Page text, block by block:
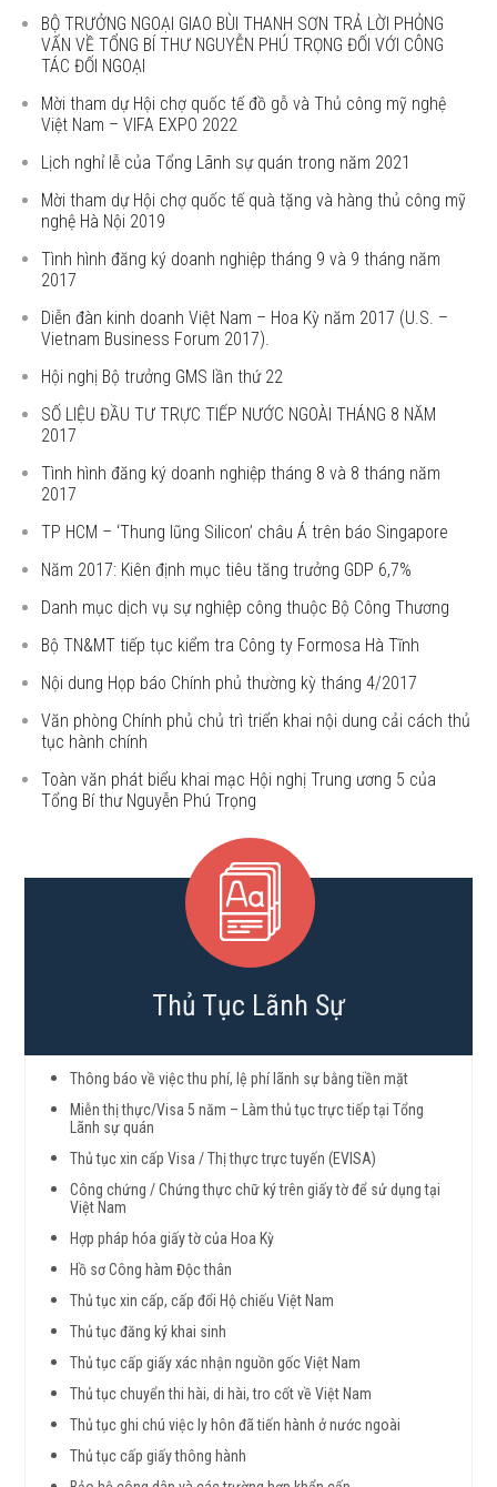
BỘ TRƯỞNG NGOẠI GIAO BÙI THANH SƠN TRẢ LỜI PHỎNG
VẤN VỀ TỔNG BÍ THƯ NGUYỄN PHÚ TRỌNG ĐỐI VỚI CÔNG
TÁC ĐỐI NGOẠI
Mời tham dự Hội chợ quốc tế đồ gỗ và Thủ công mỹ nghệ
Việt Nam – VIFA EXPO 2022
Lịch nghỉ lễ của Tổng Lãnh sự quán trong năm 2021
Mời tham dự Hội chợ quốc tế quà tặng và hàng thủ công mỹ
nghệ Hà Nội 2019
Tình hình đăng ký doanh nghiệp tháng 9 và 9 tháng năm
2017
Diễn đàn kinh doanh Việt Nam – Hoa Kỳ năm 2017 (U.S. –
Vietnam Business Forum 2017).
Hội nghị Bộ trưởng GMS lần thứ 22
SỐ LIỆU ĐẦU TƯ TRỰC TIẾP NƯỚC NGOÀI THÁNG 8 NĂM
2017
Tình hình đăng ký doanh nghiệp tháng 8 và 8 tháng năm
2017
TP HCM – ‘Thung lũng Silicon’ châu Á trên báo Singapore
Năm 2017: Kiên định mục tiêu tăng trưởng GDP 6,7%
Danh mục dịch vụ sự nghiệp công thuộc Bộ Công Thương
Bộ TN&MT tiếp tục kiểm tra Công ty Formosa Hà Tĩnh
Nội dung Họp báo Chính phủ thường kỳ tháng 4/2017
Văn phòng Chính phủ chủ trì triển khai nội dung cải cách thủ
tục hành chính
Toàn văn phát biểu khai mạc Hội nghị Trung ương 5 của
Tổng Bí thư Nguyễn Phú Trọng
Thủ Tục Lãnh Sự
Thông báo về việc thu phí, lệ phí lãnh sự bằng tiền mặt
Miễn thị thực/Visa 5 năm – Làm thủ tục trực tiếp tại Tổng
Lãnh sự quán
Thủ tục xin cấp Visa / Thị thực trực tuyến (EVISA)
Công chứng / Chứng thực chữ ký trên giấy tờ để sử dụng tại
Việt Nam
Hợp pháp hóa giấy tờ của Hoa Kỳ
Hồ sơ Công hàm Độc thân
Thủ tục xin cấp, cấp đổi Hộ chiếu Việt Nam
Thủ tục đăng ký khai sinh
Thủ tục cấp giấy xác nhận nguồn gốc Việt Nam
Thủ tục chuyển thi hài, di hài, tro cốt về Việt Nam
Thủ tục ghi chú việc ly hôn đã tiến hành ở nước ngoài
Thủ tục cấp giấy thông hành